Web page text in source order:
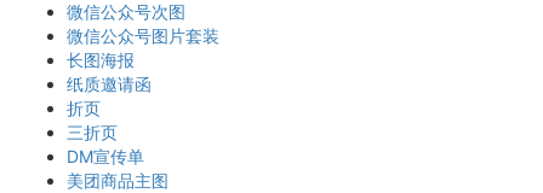
微信公众号次图
微信公众号图片套装
长图海报
纸质邀请函
折页
三折页
DM宣传单
美团商品主图